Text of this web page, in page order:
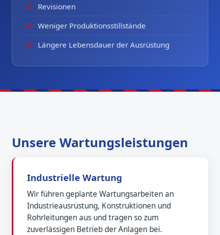
Revisionen
Weniger Produktionsstillstände
Längere Lebensdauer der Ausrüstung
Unsere Wartungsleistungen
Industrielle Wartung
Wir führen geplante Wartungsarbeiten an
Industrieausrüstung, Konstruktionen und
Rohrleitungen aus und tragen so zum
zuverlässigen Betrieb der Anlagen bei.